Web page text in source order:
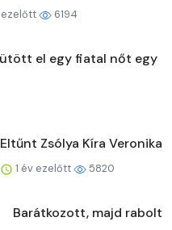
ezelőtt 6194
el egy fiatal nőt egy
Eltűnt Zsólya Kíra Veronika
1 év ezelőtt 5820
Barátkozott, majd rabolt